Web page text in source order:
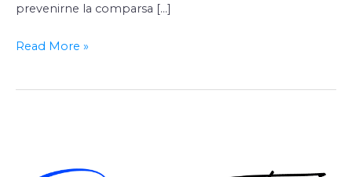
prevenirne la comparsa […]
Read More »